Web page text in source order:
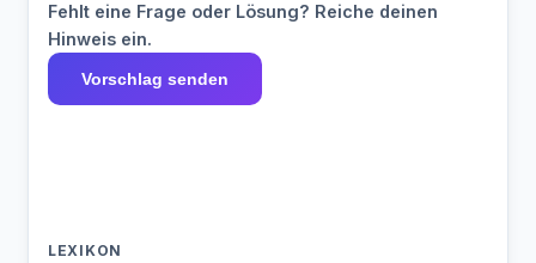
Fehlt eine Frage oder Lösung? Reiche deinen
Hinweis ein.
Vorschlag senden
LEXIKON